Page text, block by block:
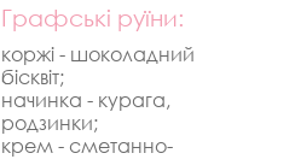
Графські руїни:
коржі - шоколадний
бісквіт;
начинка - курага,
родзинки;
крем - сметанно-